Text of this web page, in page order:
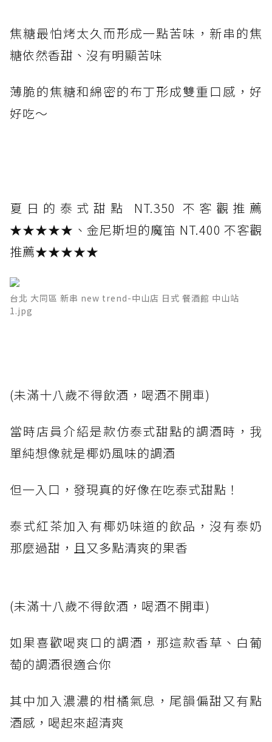
焦糖最怕烤太久而形成一點苦味，新串的焦
糖依然香甜、沒有明顯苦味
薄脆的焦糖和綿密的布丁形成雙重口感，好
好吃～
夏日的泰式甜點 NT.350 不客觀推薦
★★★★★、金尼斯坦的魔笛 NT.400 不客觀
推薦★★★★★
台北 大同區 新串 new trend-中山店 日式 餐酒館 中山站
1.jpg
(未滿十八歲不得飲酒，喝酒不開車)
當時店員介紹是款仿泰式甜點的調酒時，我
單純想像就是椰奶風味的調酒
但一入口，發現真的好像在吃泰式甜點！
泰式紅茶加入有椰奶味道的飲品，沒有泰奶
那麼過甜，且又多點清爽的果香
(未滿十八歲不得飲酒，喝酒不開車)
如果喜歡喝爽口的調酒，那這款香草、白葡
萄的調酒很適合你
其中加入濃濃的柑橘氣息，尾韻偏甜又有點
酒感，喝起來超清爽